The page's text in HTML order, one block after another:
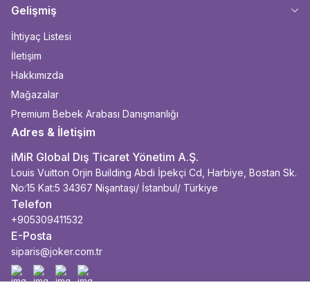
Gelişmiş
İhtiyaç Listesi
İletişim
Hakkımızda
Mağazalar
Premium Bebek Arabası Danışmanlığı
Adres & İletişim
iMiR Global Dış Ticaret Yönetim A.Ş.
Louis Vuitton Orjin Building Abdi İpekçi Cd, Harbiye, Bostan Sk.
No:15 Kat:5 34367 Nişantaşı/ İstanbul/ Türkiye
Telefon
+905309411532
E-Posta
siparis@joker.com.tr
Facebook
İnstagram
YoutubeLinkedin